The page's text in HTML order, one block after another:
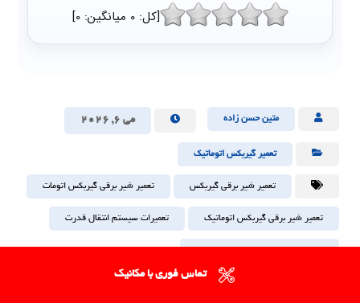
[کل:0 میانگین:0
]
متین حسن زاده می ۶, ۲۰۲۶
تعمیر گیربکس اتوماتیک
تعمیر شیر برقی گیربکس تعمیر شیر برقی گیربکس اتومات
تعمیر شیر برقی گیربکس اتوماتیک تعمیرات سیستم انتقال قدرت
تماس فوری با مکانیک